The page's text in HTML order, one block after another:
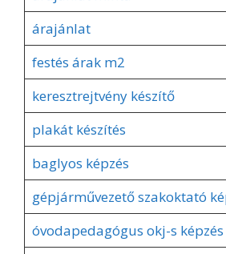
árajánlat
festés árak m2
keresztrejtvény készítő
plakát készítés
baglyos képzés
gépjárművezető szakoktató
óvodapedagógus okj-s képzés